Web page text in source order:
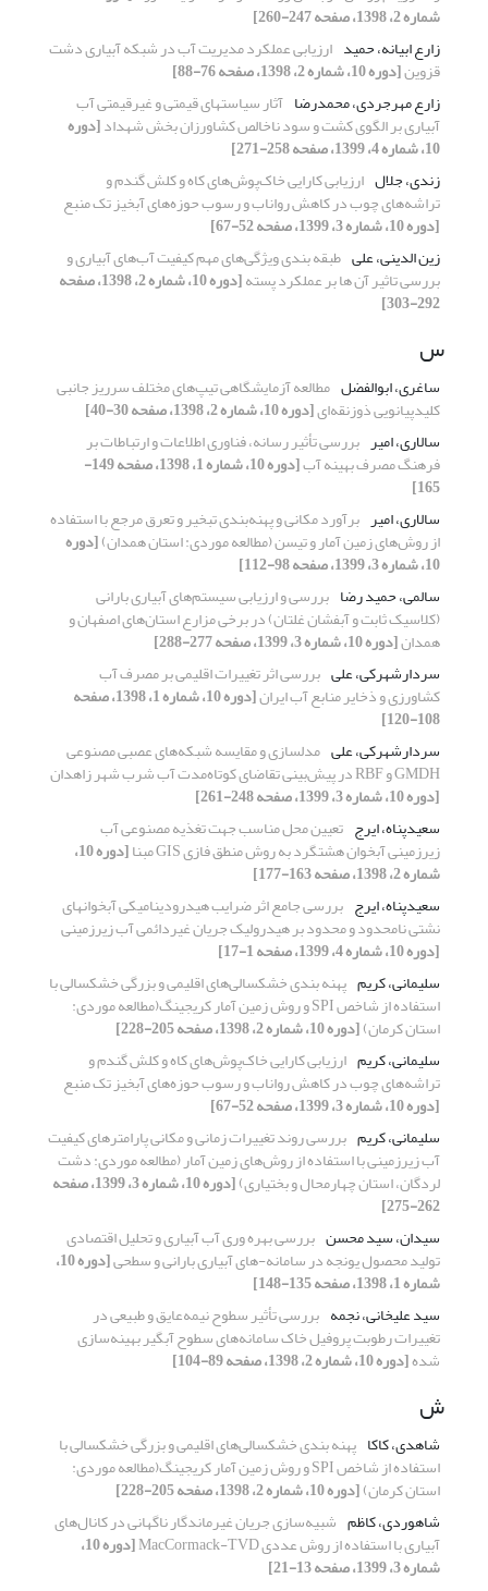
شماره 2، 1398، صفحه 247-260]
زارع ابیانه، حمید ارزیابی عملکرد مدیریت آب در شبکه آبیاری دشت
قزوین[دوره 10، شماره 2، 1398، صفحه 76-88]
زارع مهرجردی، محمدرضا آثار سیاست‏های قیمتی و غیرقیمتی آب
آبیاری بر الگوی کشت و سود ناخالص کشاورزان بخش شهداد[دوره
10، شماره 4، 1399، صفحه 258-271]
زندی، جلال ارزیابی کارایی خاک‌پوش‌های کاه و کلش گندم و
تراشه‌های چوب در کاهش رواناب و رسوب حوزه‌های آبخیز تک منبع
[دوره 10، شماره 3، 1399، صفحه 52-67]
زین الدینی، علی طبقه بندی ویژگی‌های مهم کیفیت آب‌های آبیاری و
بررسی تاثیر آن ها بر عملکرد پسته [دوره 10، شماره 2، 1398، صفحه
292-303]
س
ساغری، ابوالفضل مطالعه آزمایشگاهی تیپ‌های مختلف سرریز جانبی
کلیدپیانویی ذوزنقه‌ای[دوره 10، شماره 2، 1398، صفحه 30-40]
سالاری، امیر بررسی تأثیر رسانه، فناوری اطلاعات و ارتباطات بر
فرهنگ مصرف بهینه آب [دوره 10، شماره 1، 1398، صفحه 149-
165]
سالاری، امیر برآورد مکانی و پهنه‌بندی تبخیر و تعرق مرجع با استفاده
از روش‌های زمین آمار و تیسن (مطالعه موردی: استان همدان)[دوره
10، شماره 3، 1399، صفحه 98-112]
سالمی، حمید رضا بررسی و ارزیابی سیستم‌های آبیاری بارانی
(کلاسیک ثابت و آبفشان غلتان) در برخی مزارع استان‌های اصفهان و
همدان[دوره 10، شماره 3، 1399، صفحه 277-288]
سردارشهرکی، علی بررسی اثر تغییرات اقلیمی بر مصرف آب
کشاورزی و ذخایر منابع آب ایران [دوره 10، شماره 1، 1398، صفحه
108-120]
سردارشهرکی، علی مدلسازی و مقایسه شبکه‌های عصبی مصنوعی
GMDH و RBF در پیش‌بینی تقاضای کوتاه‌مدت آب شرب شهر زاهدان
[دوره 10، شماره 3، 1399، صفحه 248-261]
سعیدپناه، ایرج تعیین محل مناسب جهت تغذیه مصنوعی آب
زیرزمینی آبخوان هشتگرد به روش منطق فازی GIS مبنا [دوره 10،
شماره 2، 1398، صفحه 163-177]
سعیدپناه، ایرج بررسی جامع اثر ضرایب هیدرودینامیکی آبخوانهای
نشتی نامحدود و محدود بر هیدرولیک جریان غیردائمی آب زیرزمینی
[دوره 10، شماره 4، 1399، صفحه 1-17]
سلیمانی، کریم پهنه بندی خشکسالی‌های اقلیمی و بزرگی خشکسالی با
استفاده از شاخص SPI و روش زمین آمار کریجینگ(مطالعه موردی:
استان کرمان)[دوره 10، شماره 2، 1398، صفحه 205-228]
سلیمانی، کریم ارزیابی کارایی خاک‌پوش‌های کاه و کلش گندم و
تراشه‌های چوب در کاهش رواناب و رسوب حوزه‌های آبخیز تک منبع
[دوره 10، شماره 3، 1399، صفحه 52-67]
سلیمانی، کریم بررسی روند تغییرات زمانی و مکانی پارامترهای کیفیت
آب زیرزمینی با استفاده از روش‌های زمین آمار (مطالعه موردی: دشت
لردگان، استان چهارمحال و بختیاری) [دوره 10، شماره 3، 1399، صفحه
262-275]
سیدان، سید محسن بررسی بهره وری آب آبیاری و تحلیل اقتصادی
تولید محصول یونجه در سامانه-های آبیاری بارانی و سطحی [دوره 10،
شماره 1، 1398، صفحه 135-148]
سید علیخانی، نجمه بررسی تأثیر سطوح نیمه‌عایق و طبیعی در
تغییرات رطوبت پروفیل خاک سامانه‌های سطوح آبگیر بهینه‌سازی
شده[دوره 10، شماره 2، 1398، صفحه 89-104]
ش
شاهدی، کاکا پهنه بندی خشکسالی‌های اقلیمی و بزرگی خشکسالی با
استفاده از شاخص SPI و روش زمین آمار کریجینگ(مطالعه موردی:
استان کرمان)[دوره 10، شماره 2، 1398، صفحه 205-228]
شاهوردی، کاظم شبیه‌سازی جریان غیرماندگار ناگهانی در کانال‌های
آبیاری با استفاده از روش عددی MacCormack-TVD [دوره 10،
شماره 3، 1399، صفحه 13-21]